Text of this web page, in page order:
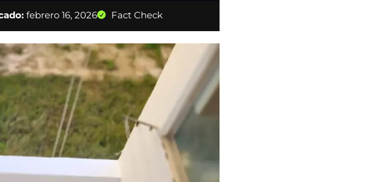
febrero 16, 2026 Fact Check